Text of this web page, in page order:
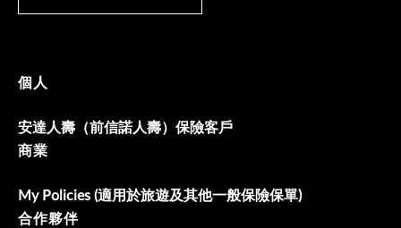
個人
安達人壽（前信諾人壽）保險客戶
商業
My Policies (適用於旅遊及其他一般保險保單)
合作夥伴